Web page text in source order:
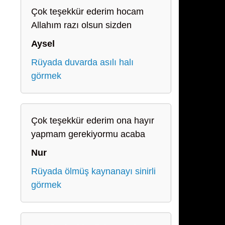
Çok teşekkür ederim hocam
Allahım razı olsun sizden
Aysel
Rüyada duvarda asılı halı
görmek
Çok teşekkür ederim ona hayır
yapmam gerekiyormu acaba
Nur
Rüyada ölmüş kaynanayı sinirli
görmek